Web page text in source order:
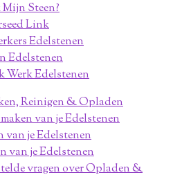
Steen?
Link
Edelstenen
Edelstenen
Edelstenen
Reinigen & Opladen
van je Edelstenen
van je Edelstenen
van je Edelstenen
vragen over Opladen &